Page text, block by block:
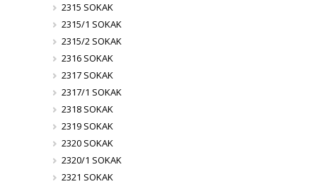
2315 SOKAK
2315/1 SOKAK
2315/2 SOKAK
2316 SOKAK
2317 SOKAK
2317/1 SOKAK
2318 SOKAK
2319 SOKAK
2320 SOKAK
2320/1 SOKAK
2321 SOKAK